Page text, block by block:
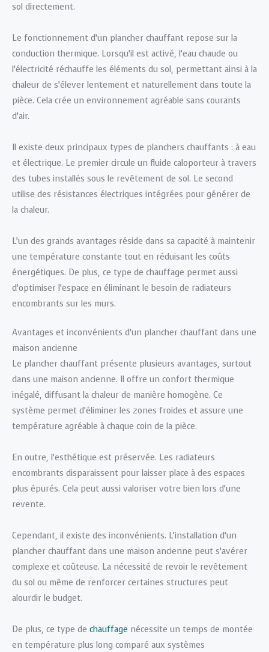
sol directement.
Le fonctionnement d’un plancher chauffant repose sur la
conduction thermique. Lorsqu’il est activé, l’eau chaude ou
l’électricité réchauffe les éléments du sol, permettant ainsi à la
chaleur de s’élever lentement et naturellement dans toute la
pièce. Cela crée un environnement agréable sans courants
d’air.
Il existe deux principaux types de planchers chauffants : à eau
et électrique. Le premier circule un fluide caloporteur à travers
des tubes installés sous le revêtement de sol. Le second
utilise des résistances électriques intégrées pour générer de
la chaleur.
L’un des grands avantages réside dans sa capacité à maintenir
une température constante tout en réduisant les coûts
énergétiques. De plus, ce type de chauffage permet aussi
d’optimiser l’espace en éliminant le besoin de radiateurs
encombrants sur les murs.
Avantages et inconvénients d’un plancher chauffant dans une
maison ancienne
Le plancher chauffant présente plusieurs avantages, surtout
dans une maison ancienne. Il offre un confort thermique
inégalé, diffusant la chaleur de manière homogène. Ce
système permet d’éliminer les zones froides et assure une
température agréable à chaque coin de la pièce.
En outre, l’esthétique est préservée. Les radiateurs
encombrants disparaissent pour laisser place à des espaces
plus épurés. Cela peut aussi valoriser votre bien lors d’une
revente.
Cependant, il existe des inconvénients. L’installation d’un
plancher chauffant dans une maison ancienne peut s’avérer
complexe et coûteuse. La nécessité de revoir le revêtement
du sol ou même de renforcer certaines structures peut
alourdir le budget.
De plus, ce type de chauffage nécessite un temps de montée
en température plus long comparé aux systèmes